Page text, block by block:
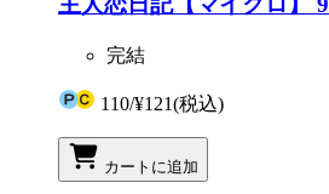
完結
110/¥121(税込)
カートに追加